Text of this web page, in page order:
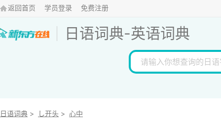
返回首页 学员登录 免费注册
日语词典-英语词典
日语词典 > し开头 > 心中